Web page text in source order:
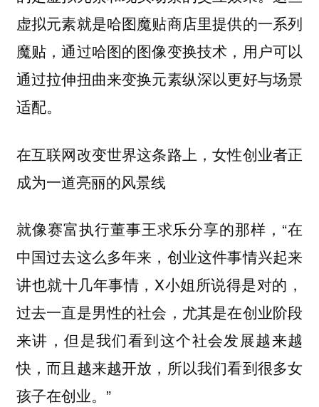
虚拟元素就是哈图魔贴商店里提供的一系列
魔贴，通过哈图的图像变换技术，用户可以
通过拉伸扭曲来变换元素纵深以更好与场景
适配。
在互联网改变世界这条路上，女性创业者正
成为一道亮丽的风景线
就像赛富执行董事王求乐分享的那样，“在
中国过去这么多年来，创业这件事情兴起来
讲也就十几年事情，X小姐所说得是对的，
过去一直是男性的社会，尤其是在创业阶段
来讲，但是我们看到这个社会发展越来越
快，而且越来越开放，所以我们看到很多女
孩子在创业。”